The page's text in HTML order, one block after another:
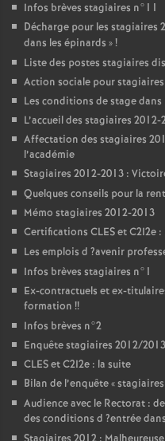
Infos brèves stagiaires n°11
Décharge pour les stagiaires
dans les épinards »!
Liste des postes stagiaires
Action sociale pour
Les conditions de stage dans
L’accueil des stagiaires 2012-
Affectation des stagiaires
l’académie
Stagiaires 2012-2013 :
Quelques conseils pour la
Mémo stagiaires 2012-2013
Certifications CLESet C2I2e
Les emplois d ?avenir
Infos brèves stagiaires n°1
Ex-contractuels et ex-
formation !!
Infos brèves n°2
Enquête stagiaires 2012/2013
CLESet C2I2e : la suite
Bilan de l’enquête «stagiaires
Audience avec le Rectorat :
des conditions d ?entrée